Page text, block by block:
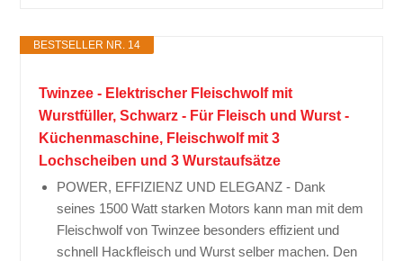
BESTSELLER NR. 14
Twinzee - Elektrischer Fleischwolf mit
Wurstfüller, Schwarz - Für Fleisch und Wurst -
Küchenmaschine, Fleischwolf mit 3
Lochscheiben und 3 Wurstaufsätze
POWER, EFFIZIENZ UND ELEGANZ - Dank
seines 1500 Watt starken Motors kann man mit dem
Fleischwolf von Twinzee besonders effizient und
schnell Hackfleisch und Wurst selber machen. Den